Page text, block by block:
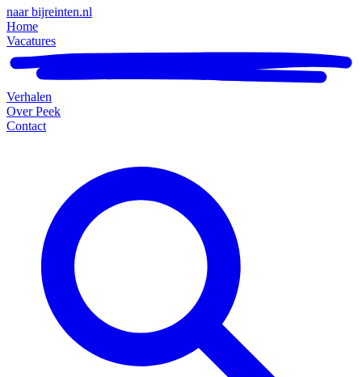
naar bijreinten.nl
Home
Vacatures
Verhalen
Over Peek
Contact